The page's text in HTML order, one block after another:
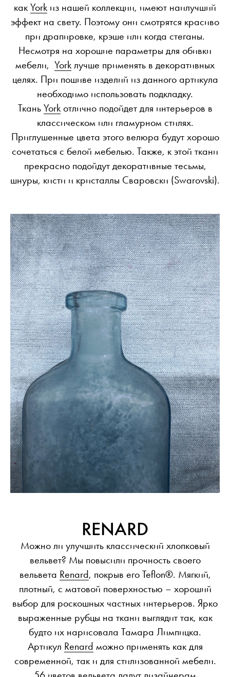
как York из нашей коллекции, имеют наилучший
эффект на свету. Поэтому они смотрятся красиво
при драпировке, крэше или когда стеганы.
Несмотря на хорошие параметры для обивки
мебели, York лучше применять в декоративных
целях. При пошиве изделий из данного артикула
необходимо использовать подкладку.
Ткань Yorkотлично подойдет для интерьеров в
классическом или гламурном стилях.
Приглушенные цвета этого велюра будут хорошо
сочетаться с белой мебелью. Также, к этой ткани
прекрасно подойдут декоративные тесьмы,
шнуры, кисти и кристаллы Сваровски (Swarovski).
RENARD
Можно ли улучшить классический хлопковый
вельвет? Мы повысили прочность своего
вельвета Renard, покрыв его Teflon®. Мягкий,
плотный, с матовой поверхностью – хороший
выбор для роскошных частных интерьеров. Ярко
выраженные рубцы на ткани выглядит так, как
будто их нарисовала Тамара Лимпицка.
Артикул Renard можно применять как для
современной, так и для стилизованной мебели.